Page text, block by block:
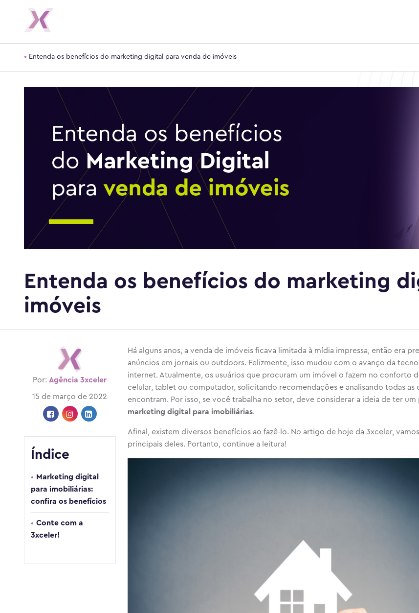
• Entenda os benefícios do marketing digital para venda de imóveis
Entenda os benefícios do marketing
imóveis
Por:Agência 3xceler
15 de março de 2022
Índice
Marketing digital
para imobiliárias:
confira os benefícios
Conte com a
3xceler!
Há alguns anos, a venda de imóveis ficava limitada à mídia impressa, então era
anúncios em jornais ou outdoors. Felizmente, isso mudou com o avanço da
internet. Atualmente, os usuários que procuram um imóvel o fazem no conforto
celular, tablet ou computador, solicitando recomendações e analisando todas as
encontram. Por isso, se você trabalha no setor, deve considerar a ideia de ter um
marketing digital para imobiliárias.
Afinal, existem diversos benefícios ao fazê-lo. No artigo de hoje da 3xceler,
principais deles. Portanto, continue a leitura!